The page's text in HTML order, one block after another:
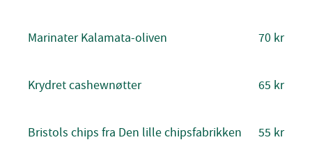
Marinater Kalamata-oliven 70 kr
Krydret cashewnøtter 65 kr
Bristols chips fra Den lille chipsfabrikken 55 kr